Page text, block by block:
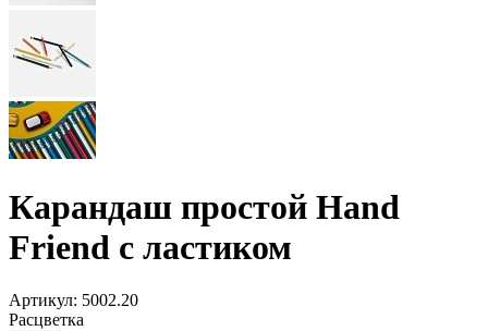
Карандаш простой Hand
Friend с ластиком
Артикул: 5002.20
Расцветка